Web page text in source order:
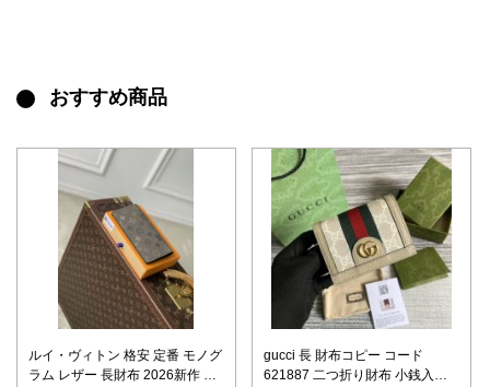
おすすめ商品
ルイ・ヴィトン 格安 定番 モノグ
ラム レザー 長財布 2026新作 高
gucci 長 財布コピー コード
621887 二つ折り財布 小銭入れ